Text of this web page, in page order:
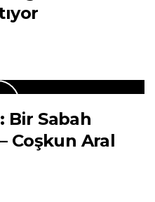
Bir Sabah
Coşkun Aral